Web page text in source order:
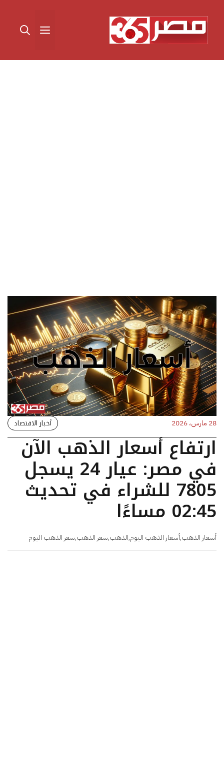
المحتوى القائمة
28 مارس، 2026 أخبار الاقتصاد
ارتفاع أسعار الذهب الآن
في مصر: عيار 24 يسجل
7805 للشراء في تحديث
02:45 مساءًا
أسعار الذهب,أسعار الذهب اليوم,الذهب,سعر الذهب,سعر الذهب اليوم